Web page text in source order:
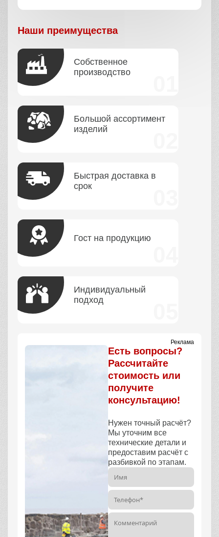
Наши преимущества
Собственное
производство
Большой ассортимент
изделий
Быстрая доставка в
срок
Гост на продукцию
Индивидуальный
подход
Реклама
Есть вопросы?
Рассчитайте
стоимость или
получите
консультацию!
Нужен точный расчёт?
Мы уточним все
технические детали и
предоставим расчёт с
разбивкой по этапам.